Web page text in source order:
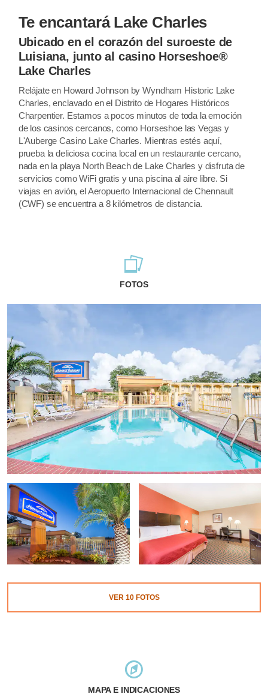
Te encantará Lake Charles
Ubicado en el corazón del suroeste de
Luisiana, junto al casino Horseshoe®
Lake Charles
Relájate en Howard Johnson by Wyndham Historic Lake
Charles, enclavado en el Distrito de Hogares Históricos
Charpentier. Estamos a pocos minutos de toda la emoción
de los casinos cercanos, como Horseshoe las Vegas y
L'Auberge Casino Lake Charles. Mientras estés aquí,
prueba la deliciosa cocina local en un restaurante cercano,
nada en la playa North Beach de Lake Charles y disfruta de
servicios como WiFi gratis y una piscina al aire libre. Si
viajas en avión, el Aeropuerto Internacional de Chennault
(CWF) se encuentra a 8 kilómetros de distancia.
FOTOS
VER 10FOTOS
MAPA E INDICACIONES